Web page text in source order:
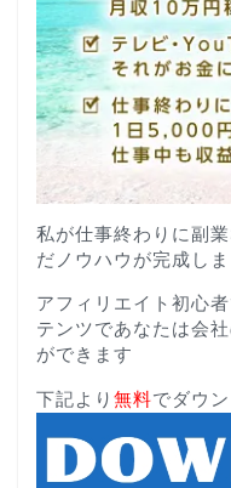
私が仕事終わりに副
だノウハウが完成しま
アフィリエイト初心
テンツであなたは会
ができます
下記より 無料でダウ